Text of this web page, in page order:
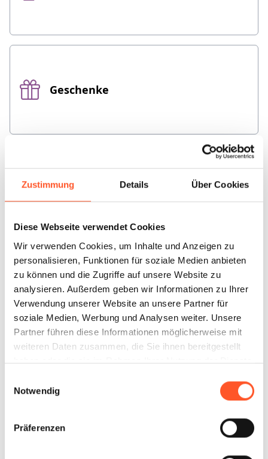
Zustimmung Details Über Cookies
Diese Webseite verwendet Cookies
Wir verwenden Cookies, um Inhalte und Anzeigen zu
personalisieren, Funktionen für soziale Medien anbieten
zu können und die Zugriffe auf unsere Website zu
analysieren. Außerdem geben wir Informationen zu Ihrer
Verwendung unserer Website an unsere Partner für
soziale Medien, Werbung und Analysen weiter. Unsere
Partner führen diese Informationen möglicherweise mit
weiteren Daten zusammen, die Sie ihnen bereitgestellt
haben oder die sie im Rahmen Ihrer Nutzung der Dienste
Notwendig
Präferenzen
Geschenke
Käse
Marmelade
Mehl